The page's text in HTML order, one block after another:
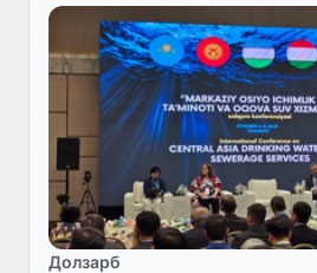
Долзарб